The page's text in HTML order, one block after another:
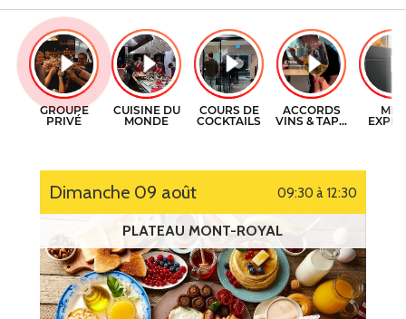
CONTACT
ENGLISH
COURS DE COCKTAILS
DÉGUSTATIONS DE VIN
dimanche 09 août 09:30 à 12:30
PLATEAU MONT-ROYAL